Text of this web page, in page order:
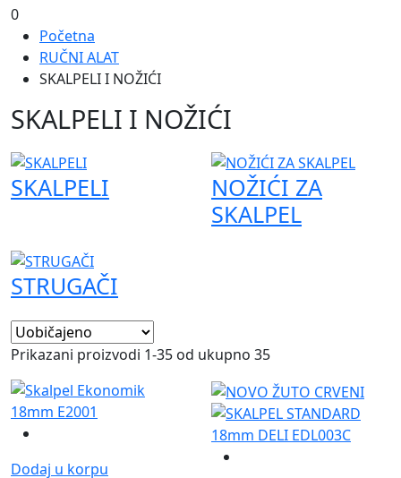
0
Početna
RUČNI ALAT
SKALPELI I NOŽIĆI
SKALPELI I NOŽIĆI
SKALPELI
NOŽIĆI ZA
SKALPEL
STRUGAČI
Prikazani proizvodi 1-35 od ukupno 35
Dodaj u korpu